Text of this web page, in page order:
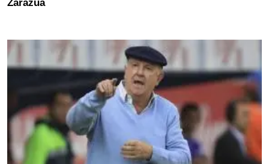
Zarazúa